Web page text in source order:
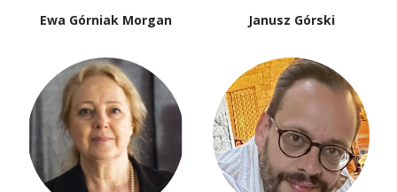
Ewa Górniak Morgan Janusz Górski